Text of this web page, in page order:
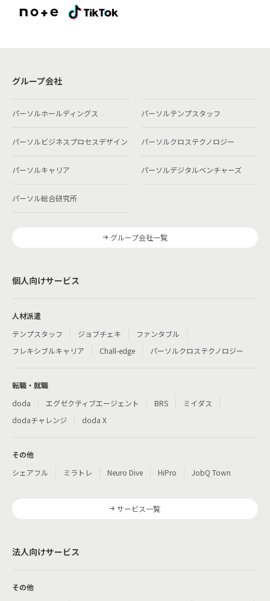
グループ会社
パーソルホールディングス パーソルテンプスタッフ
パーソルビジネスプロセスデザイン パーソルクロステクノロジー
パーソルキャリア パーソルデジタルベンチャーズ
パーソル総合研究所
グループ会社一覧
個人向けサービス
人材派遣
テンプスタッフ
ジョブチェキ
ファンタブル
フレキシブルキャリア
Chall-edge パーソルクロステクノロジー
転職・就職
doda
エグゼクティブエージェント BRS
ミイダス
dodaチャレンジ
doda X
その他
シェアフル
ミラトレ Neuro Dive HiPro JobQ Town
サービス一覧
法人向けサービス
その他